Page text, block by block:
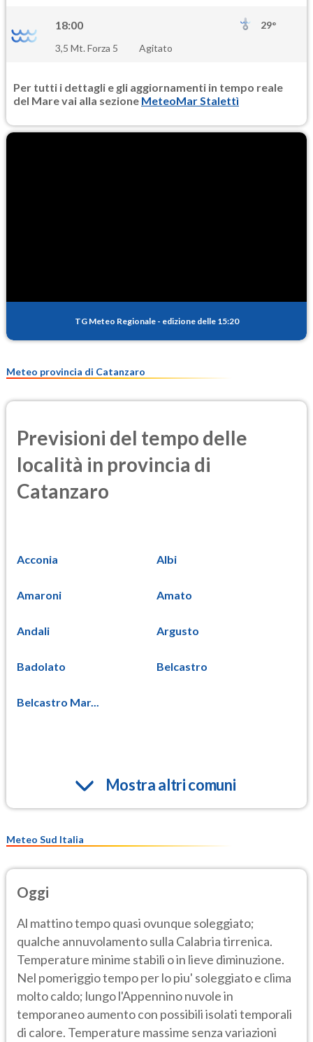
18:00
29°
3,5 Mt. Forza 5
Agitato
Per tutti i dettagli e gli aggiornamenti in tempo reale
del Mare vai alla sezione MeteoMar Stalettì
TG Meteo Regionale - edizione delle 15:20
Meteo provincia di Catanzaro
Previsioni del tempo delle
località in provincia di
Catanzaro
Acconia Albi
Amaroni Amato
Andali Argusto
Badolato Belcastro
Belcastro Mar...
Mostra altri comuni
Meteo Sud Italia
Oggi
Al mattino tempo quasi ovunque soleggiato;
qualche annuvolamento sulla Calabria tirrenica.
Temperature minime stabili o in lieve diminuzione.
Nel pomeriggio tempo per lo piu' soleggiato e clima
molto caldo; lungo l'Appennino nuvole in
temporaneo aumento con possibili isolati temporali
di calore. Temperature massime senza variazioni